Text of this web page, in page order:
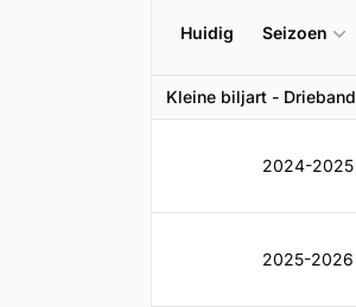
Huidig Seizoen
Kleine biljart - Drieband
2024-2025
2025-2026